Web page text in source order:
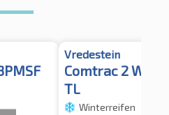
Vredestein
Comtrac 2
TL
Winterreifen